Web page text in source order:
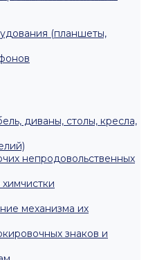
(планшеты,
диваны, столы, кресла,
непродовольственных
механизма их
знаков и